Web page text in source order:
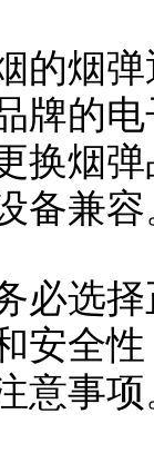
的烟
牌的
换烟
备兼容
必选
安全
意事项